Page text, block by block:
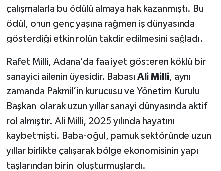
çalışmalarla bu ödülü almaya hak kazanmıştı. Bu
ödül, onun genç yaşına rağmen iş dünyasında
gösterdiği etkin rolün takdir edilmesini sağladı.
Rafet Milli, Adana’da faaliyet gösteren köklü bir
sanayici ailenin üyesidir. Babası Ali Milli, aynı
zamanda Pakmil’in kurucusu ve Yönetim Kurulu
Başkanı olarak uzun yıllar sanayi dünyasında aktif
rol almıştır. Ali Milli, 2025 yılında hayatını
kaybetmişti. Baba-oğul, pamuk sektöründe uzun
yıllar birlikte çalışarak bölge ekonomisinin yapı
taşlarından birini oluşturmuşlardı.